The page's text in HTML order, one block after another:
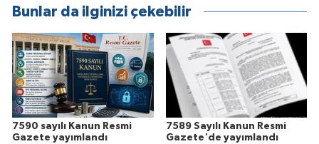
Bunlar da ilginizi çekebilir
7590 sayılı Kanun Resmi
Gazete yayımlandı
7589 Sayılı Kanun Resmi
Gazete'de yayımlandı